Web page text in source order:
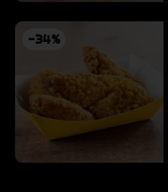
-34%